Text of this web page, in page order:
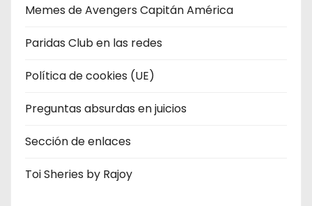
Memes de Avengers Capitán América
Paridas Club en las redes
Política de cookies (UE)
Preguntas absurdas en juicios
Sección de enlaces
Toi Sheries by Rajoy